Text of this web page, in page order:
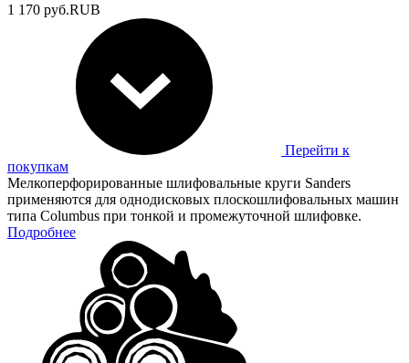
1 170 руб.RUB
Перейти к
покупкам
Мелкоперфорированные шлифовальные круги Sanders
применяются для однодисковых плоскошлифовальных машин
типа Columbus при тонкой и промежуточной шлифовке.
Подробнее